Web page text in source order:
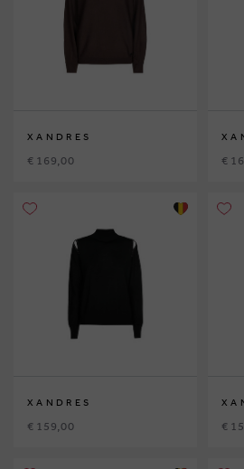
XANDRES
€ 169,00 €
XANDRES
€ 159,00 €